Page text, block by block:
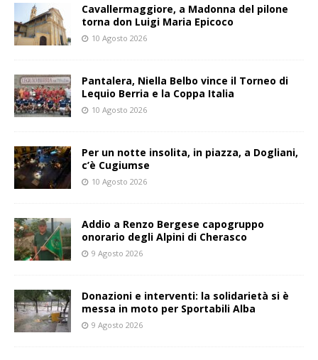
Cavallermaggiore, a Madonna del pilone
torna don Luigi Maria Epicoco
10 Agosto 2026
Pantalera, Niella Belbo vince il Torneo di
Lequio Berria e la Coppa Italia
10 Agosto 2026
Per un notte insolita, in piazza, a Dogliani,
c’è Cugiumse
10 Agosto 2026
Addio a Renzo Bergese capogruppo
onorario degli Alpini di Cherasco
9 Agosto 2026
Donazioni e interventi: la solidarietà si è
messa in moto per Sportabili Alba
9 Agosto 2026